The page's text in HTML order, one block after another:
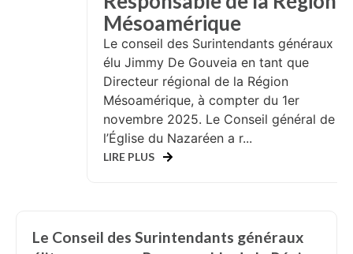
Mésoamérique
Le conseil des Surintendants généraux a
élu Jimmy De Gouveia en tant que
Directeur régional de la Région
Mésoamérique, à compter du 1er
novembre 2025. Le Conseil général de
l’Église du Nazaréen a r...
LIRE PLUS
Le Conseil des Surintendants généraux